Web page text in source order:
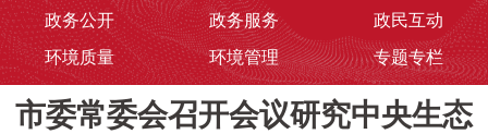
政务公开 政务服务
政民互动
环境质量
环境管理 专题专栏
市委常委会召开会议研究中央生态